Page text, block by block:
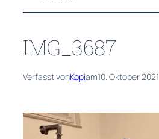
IMG_3687
Verfasst vonKopiam10. Oktober 2021